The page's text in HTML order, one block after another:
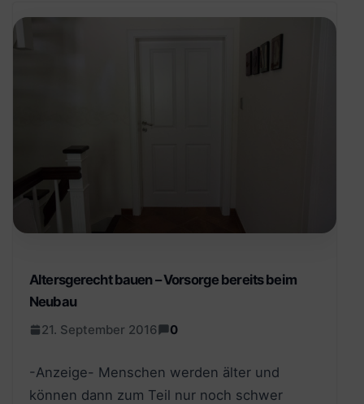
Altersgerecht bauen – Vorsorge bereits beim
Neubau
21. September 2016 0
-Anzeige- Menschen werden älter und
können dann zum Teil nur noch schwer